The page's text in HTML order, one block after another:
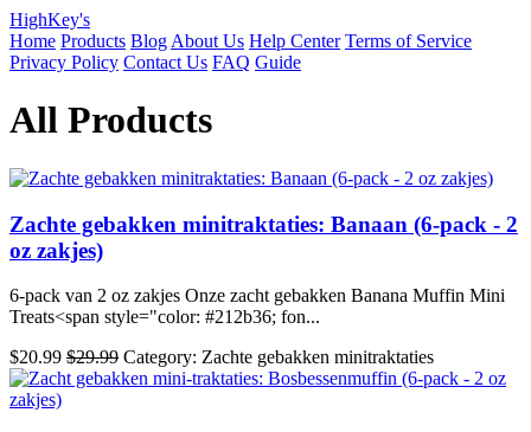
HighKey's
Home Products Blog About Us Help Center Terms of Service
Privacy Policy Contact Us FAQ Guide
All Products
Zachte gebakken minitraktaties: Banaan (6-pack - 2
oz zakjes)
6-pack van 2 oz zakjes Onze zacht gebakken Banana Muffin Mini
Treats<span style="color: #212b36; fon...
$20.99 $29.99 Category: Zachte gebakken minitraktaties